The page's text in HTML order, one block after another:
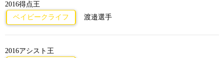
2016得点王
ベイビークライフ
渡邉選手
2016アシスト王